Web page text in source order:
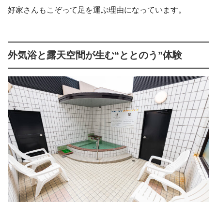
好家さんもこぞって足を運ぶ理由になっています。
外気浴と露天空間が生む“ととのう”体験